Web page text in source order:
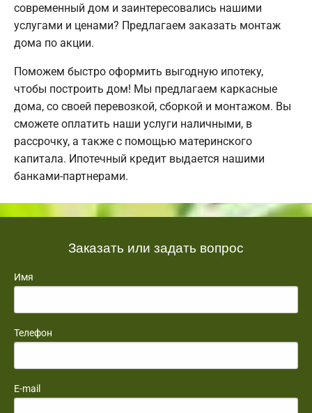
современный дом и заинтересовались нашими
услугами и ценами? Предлагаем заказать монтаж
дома по акции.
Поможем быстро оформить выгодную ипотеку,
чтобы построить дом! Мы предлагаем каркасные
дома, со своей перевозкой, сборкой и монтажом. Вы
сможете оплатить наши услуги наличными, в
рассрочку, а также с помощью материнского
капитала. Ипотечный кредит выдается нашими
банками-партнерами.
Заказать или задать вопрос
Имя
Телефон
E-mail